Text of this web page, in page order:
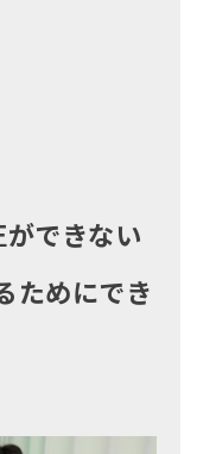
ができない
ためにでき